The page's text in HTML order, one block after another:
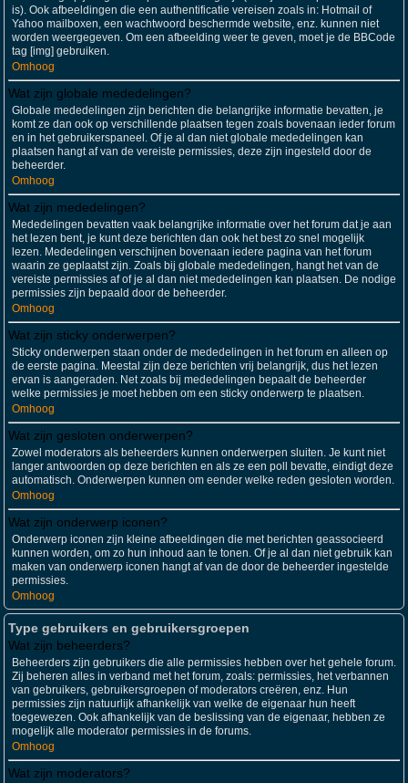
is). Ook afbeeldingen die een authentificatie vereisen zoals in: Hotmail of
Yahoo mailboxen, een wachtwoord beschermde website, enz. kunnen niet
worden weergegeven. Om een afbeelding weer te geven, moet je de BBCode
tag [img] gebruiken.
Omhoog
Wat zijn globale mededelingen?
Globale mededelingen zijn berichten die belangrijke informatie bevatten, je
komt ze dan ook op verschillende plaatsen tegen zoals bovenaan ieder forum
en in het gebruikerspaneel. Of je al dan niet globale mededelingen kan
plaatsen hangt af van de vereiste permissies, deze zijn ingesteld door de
beheerder.
Omhoog
Wat zijn mededelingen?
Mededelingen bevatten vaak belangrijke informatie over het forum dat je aan
het lezen bent, je kunt deze berichten dan ook het best zo snel mogelijk
lezen. Mededelingen verschijnen bovenaan iedere pagina van het forum
waarin ze geplaatst zijn. Zoals bij globale mededelingen, hangt het van de
vereiste permissies af of je al dan niet mededelingen kan plaatsen. De nodige
permissies zijn bepaald door de beheerder.
Omhoog
Wat zijn sticky onderwerpen?
Sticky onderwerpen staan onder de mededelingen in het forum en alleen op
de eerste pagina. Meestal zijn deze berichten vrij belangrijk, dus het lezen
ervan is aangeraden. Net zoals bij mededelingen bepaalt de beheerder
welke permissies je moet hebben om een sticky onderwerp te plaatsen.
Omhoog
Wat zijn gesloten onderwerpen?
Zowel moderators als beheerders kunnen onderwerpen sluiten. Je kunt niet
langer antwoorden op deze berichten en als ze een poll bevatte, eindigt deze
automatisch. Onderwerpen kunnen om eender welke reden gesloten worden.
Omhoog
Wat zijn onderwerp iconen?
Onderwerp iconen zijn kleine afbeeldingen die met berichten geassocieerd
kunnen worden, om zo hun inhoud aan te tonen. Of je al dan niet gebruik kan
maken van onderwerp iconen hangt af van de door de beheerder ingestelde
permissies.
Omhoog
Type gebruikers en gebruikersgroepen
Wat zijn beheerders?
Beheerders zijn gebruikers die alle permissies hebben over het gehele forum.
Zij beheren alles in verband met het forum, zoals: permissies, het verbannen
van gebruikers, gebruikersgroepen of moderators creëren, enz. Hun
permissies zijn natuurlijk afhankelijk van welke de eigenaar hun heeft
toegewezen. Ook afhankelijk van de beslissing van de eigenaar, hebben ze
mogelijk alle moderator permissies in de forums.
Omhoog
Wat zijn moderators?